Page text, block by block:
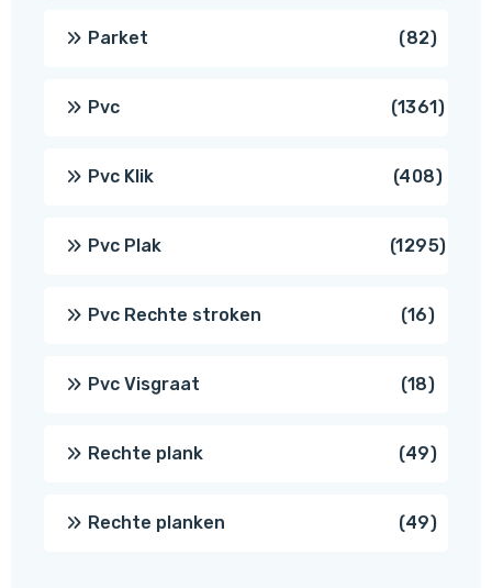
Parket 8282
Pvc 13611361
Pvc Klik 408408
Pvc Plak 12951295
Pvc Rechte stroken 1616
Pvc Visgraat 1818
Rechte plank 4949
Rechte planken 4949